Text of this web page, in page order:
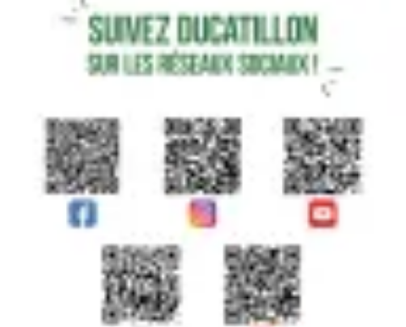
Gestion Cultures
Gestion de Projet AgricoleTechniques de Gestion
Irrigation et
Pratiques ÉcologiquesGestion Durable